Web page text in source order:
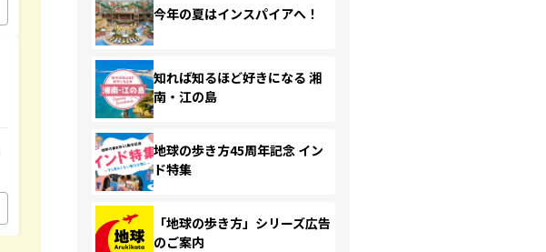
今年の夏はインスパイアへ！
知れば知るほど好きになる 湘
南・江の島
地球の歩き方45周年記念 イン
ド特集
「地球の歩き方」シリーズ広告
のご案内